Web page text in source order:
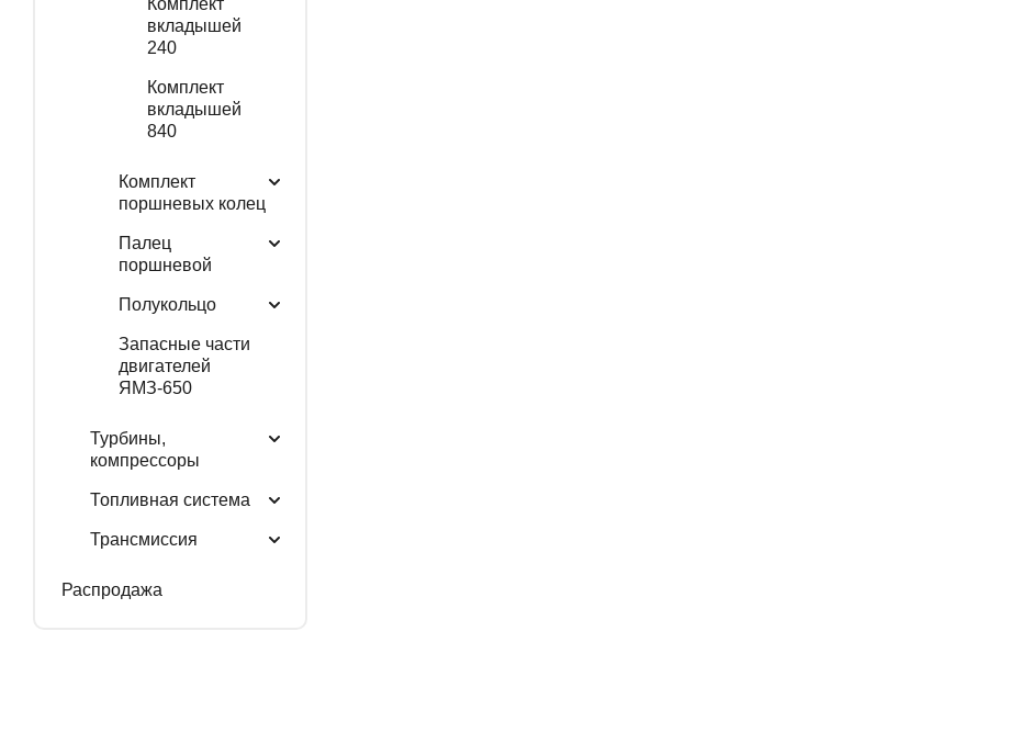
вкладышей
240
Комплект
вкладышей
840
Комплект
поршневых колец
Палец
поршневой
Полукольцо
Запасные части
двигателей
ЯМЗ-650
Турбины,
компрессоры
Топливная система
Трансмиссия
Распродажа